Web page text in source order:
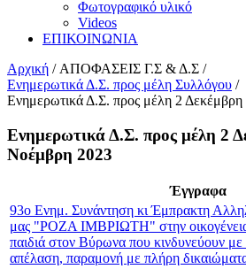
Φωτογραφικό υλικό
Videos
ΕΠΙΚΟΙΝΩΝΙΑ
Αρχική / ΑΠΟΦΑΣΕΙΣ Γ.Σ & Δ.Σ /
Ενημερωτικά Δ.Σ. προς μέλη Συλλόγου /
Ενημερωτικά Δ.Σ. προς μέλη 2
Ενημερωτικά Δ.Σ. προς μέλη 2
Νοέμβρη 2023
Έγγραφα
93ο Ενημ. Συνάντηση κι Έμπρακτη
μας "ΡΟΖΑ ΙΜΒΡΙΩΤΗ" στην
παιδιά στον Βύρωνα που κινδυνεύουν
απέλαση, παραμονή με πλήρη